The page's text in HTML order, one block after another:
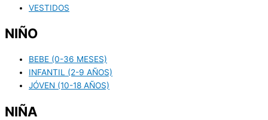
VESTIDOS
NIÑO
BEBE (0-36 MESES)
INFANTIL (2-9 AÑOS)
JÓVEN (10-18 AÑOS)
NIÑA